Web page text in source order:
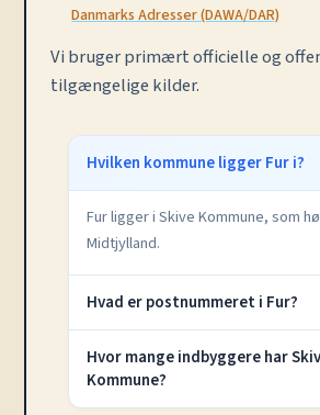
Danmarks Adresser (DAWA/DAR)
Vi bruger primært officielle og
tilgængelige kilder.
Hvilken kommune ligger Fur i?
Fur ligger i Skive Kommune, som
Midtjylland.
Hvad er postnummeret i Fur?
Hvor mange indbyggere har
Kommune?